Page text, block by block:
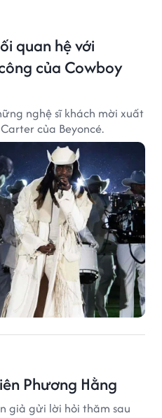
quan hệ với
của Cowboy
nghệ sĩ khách mời xuất
của Beyoncé.
Phương Hằng
giả gửi lời hỏi thăm sau